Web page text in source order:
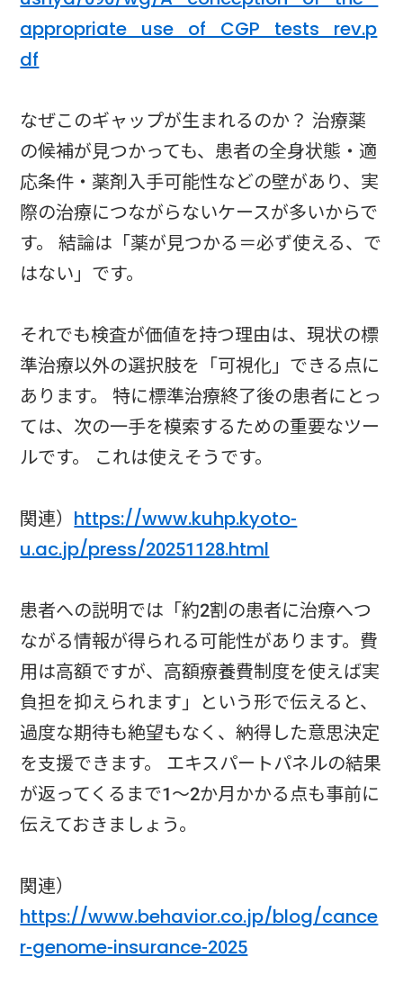
appropriate_use_of_CGP_tests_rev.p
df
なぜこのギャップが生まれるのか？ 治療薬
の候補が見つかっても、患者の全身状態・適
応条件・薬剤入手可能性などの壁があり、実
際の治療につながらないケースが多いからで
す。 結論は「薬が見つかる＝必ず使える、で
はない」です。
それでも検査が価値を持つ理由は、現状の標
準治療以外の選択肢を「可視化」できる点に
あります。 特に標準治療終了後の患者にとっ
ては、次の一手を模索するための重要なツー
ルです。 これは使えそうです。
関連） https://www.kuhp.kyoto-
u.ac.jp/press/20251128.html
患者への説明では「約2割の患者に治療へつ
ながる情報が得られる可能性があります。費
用は高額ですが、高額療養費制度を使えば実
負担を抑えられます」という形で伝えると、
過度な期待も絶望もなく、納得した意思決定
を支援できます。 エキスパートパネルの結果
が返ってくるまで1〜2か月かかる点も事前に
伝えておきましょう。
関連）
https://www.behavior.co.jp/blog/cance
r-genome-insurance-2025